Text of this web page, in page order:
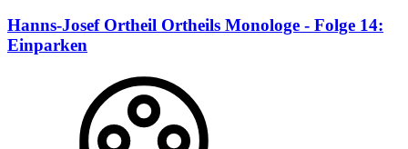
Hanns-Josef Ortheil Ortheils Monologe - Folge 14:
Einparken